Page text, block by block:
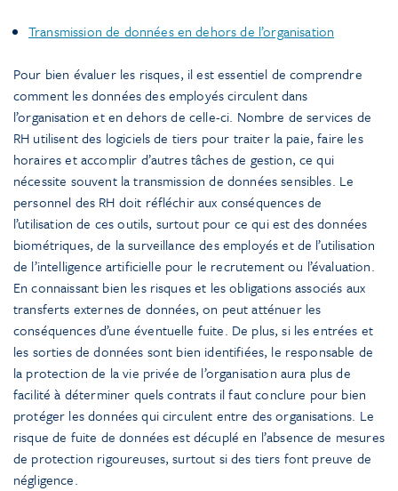
Transmission de données en dehors de l’organisation
Pour bien évaluer les risques, il est essentiel de comprendre
comment les données des employés circulent dans
l’organisation et en dehors de celle-ci. Nombre de services de
RH utilisent des logiciels de tiers pour traiter la paie, faire les
horaires et accomplir d’autres tâches de gestion, ce qui
nécessite souvent la transmission de données sensibles. Le
personnel des RH doit réfléchir aux conséquences de
l’utilisation de ces outils, surtout pour ce qui est des données
biométriques, de la surveillance des employés et de l’utilisation
de l’intelligence artificielle pour le recrutement ou l’évaluation.
En connaissant bien les risques et les obligations associés aux
transferts externes de données, on peut atténuer les
conséquences d’une éventuelle fuite. De plus, si les entrées et
les sorties de données sont bien identifiées, le responsable de
la protection de la vie privée de l’organisation aura plus de
facilité à déterminer quels contrats il faut conclure pour bien
protéger les données qui circulent entre des organisations. Le
risque de fuite de données est décuplé en l’absence de mesures
de protection rigoureuses, surtout si des tiers font preuve de
négligence.